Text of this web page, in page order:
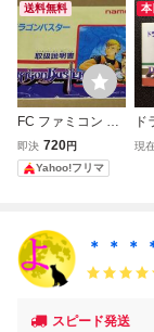
送料無料
FC ファミコン ド
ラゴンバスター 取
扱説明書 ナムコ n
amcot
即決 720円
Yahoo!フリマ
本
ド
I
フ
現在
＊ ＊ ＊
スピード発送